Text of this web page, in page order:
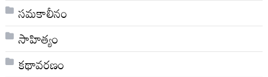
సమకాలీనం
సాహిత్యం
కథావరణం